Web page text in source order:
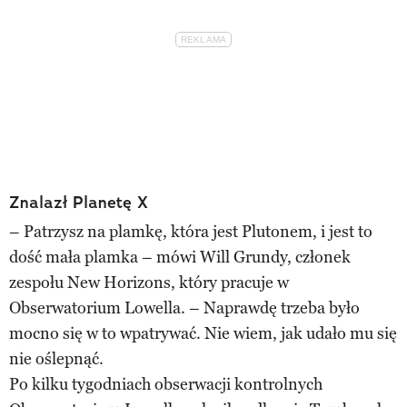
Znalazł Planetę X
– Patrzysz na plamkę, która jest Plutonem, i jest to
dość mała plamka – mówi Will Grundy, członek
zespołu New Horizons, który pracuje w
Obserwatorium Lowella. – Naprawdę trzeba było
mocno się w to wpatrywać. Nie wiem, jak udało mu się
nie oślepnąć.
Po kilku tygodniach obserwacji kontrolnych